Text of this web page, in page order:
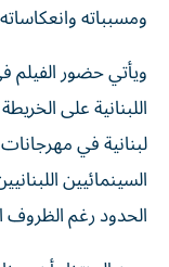
ومسبباته
ويأتي حضور
اللبنانية على
لبنانية في
السينمائيين
الحدود رغم الظروف